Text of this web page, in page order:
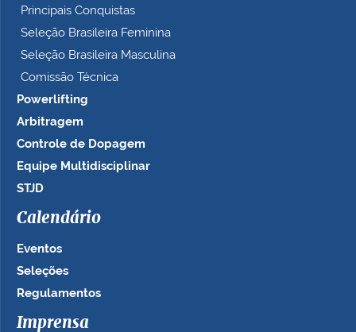
Principais Conquistas
Seleção Brasileira Feminina
Seleção Brasileira Masculina
Comissão Técnica
Powerlifting
Arbitragem
Controle de Dopagem
Equipe Multidisciplinar
STJD
Calendário
Eventos
Seleções
Regulamentos
Imprensa